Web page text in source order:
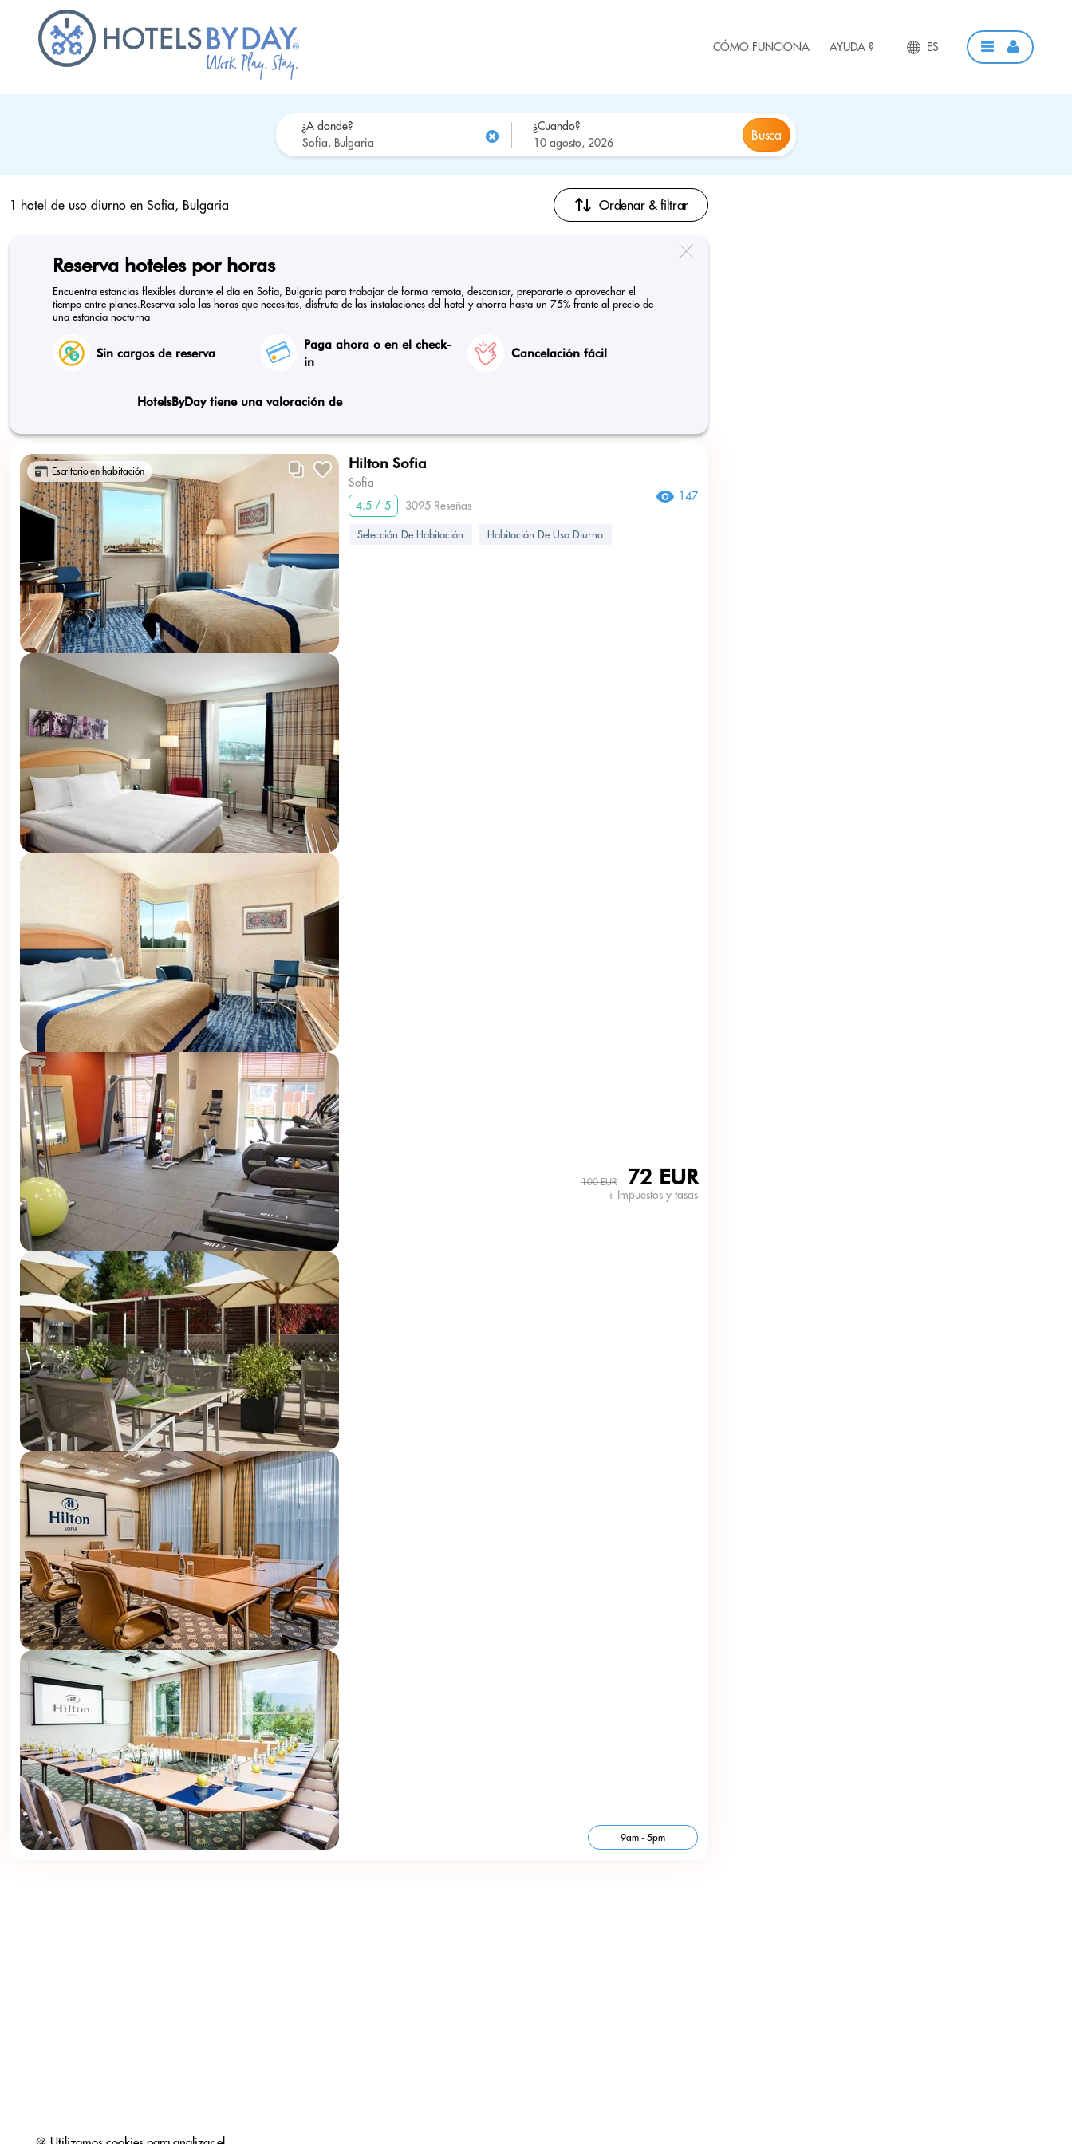
CÓMO FUNCIONA AYUDA ? ES
¿A donde? ¿Cuando?
Busca
1 hotel de uso diurno en Sofia, Bulgaria Ordenar & filtrar
Reserva hoteles por horas
Encuentra estancias flexibles durante el día en Sofia, Bulgaria para trabajar de forma remota, descansar, prepararte o aprovechar el
tiempo entre planes.Reserva solo las horas que necesitas, disfruta de las instalaciones del hotel y ahorra hasta un 75% frente al precio de
una estancia nocturna
Sin cargos de reserva
Paga ahora o en el check-
in
Cancelación fácil
HotelsByDay tiene una valoración de
Escritorio en habitación Hilton Sofia
Sofia
4.5 / 5
3095 Reseñas
147
Selección De Habitación Habitación De Uso Diurno
100 EUR 72 EUR
+ Impuestos y tasas
9am - 5pm